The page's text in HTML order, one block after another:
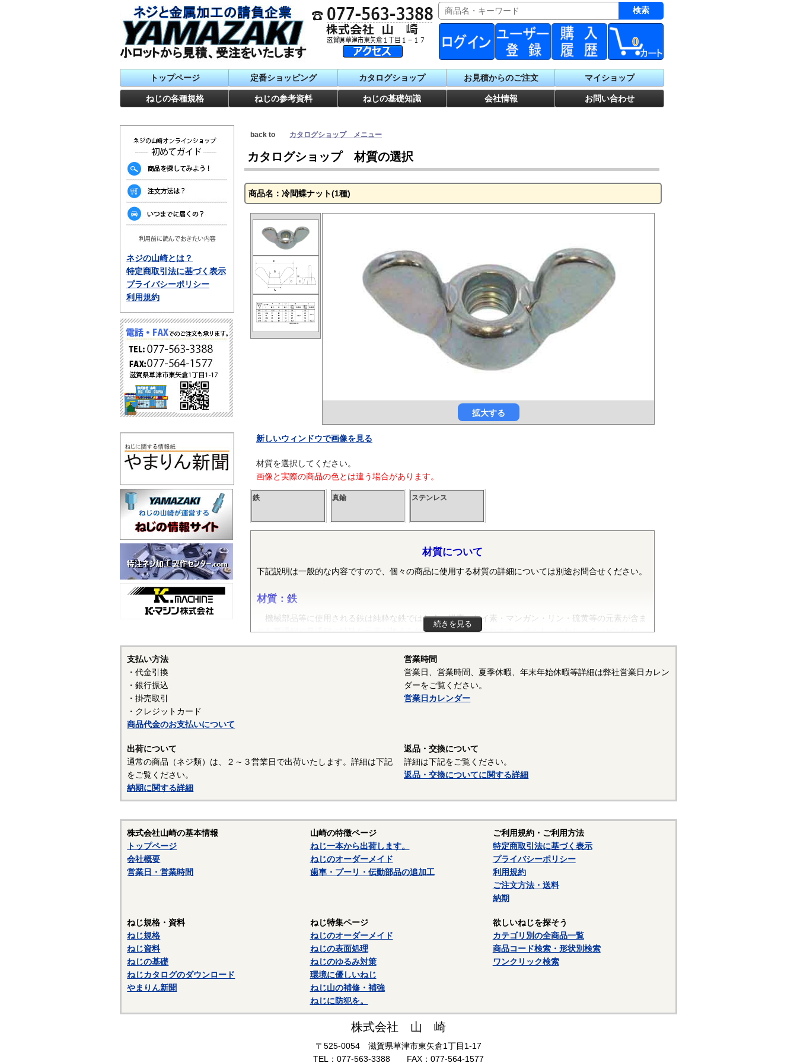
0
トップページ 定番ショッピング カタログショップ お見積からのご注文 マイショップ
ねじの各種規格 ねじの参考資料 ねじの基礎知識 会社情報 お問い合わせ
ネジの山崎とは？
特定商取引法に基づく表示
プライバシーポリシー
利用規約
back to カタログショップ メニュー
カタログショップ 材質の選択
商品名：冷間蝶ナット(1種)
拡大する
新しいウィンドウで画像を見る
材質を選択してください。
画像と実際の商品の色とは違う場合があります。
鉄 真鍮 ステンレス
材質について
下記説明は一般的な内容ですので、個々の商品に使用する材質の詳細については別途お問合せください。
材質：鉄
機械部品等に使用される鉄は純粋な鉄ではなく、炭素・ケイ素・マンガン・リン・硫黄等の元素が含ま
れた普通鋼や普通鋼に特殊な元素が加えられた特殊鋼が使用されます。ボルト、小ねじ、タッピンねじ、
ナット、リベット等では冷間圧造用炭素鋼線（SWCH）がよく使用されます。平座金等は冷間圧延鋼板
（SPCC）等、ばね座金等は硬鋼線（SWRH）等、スプリングピンや歯付き座金等はみがき特殊帯鋼
（S60CM～S70CM）等でメーカーや製品毎で様々な材質が使用されています。当サイトでは特定の材質
表記がない場合は、これらの鉄鋼材料を一般名称の「鉄」と表記しています。
工しやすい材料で機械部品にもよく使われます。表面処理をしていないもの（生地）は最初は金色のきれ
いな表面ですが、次第に空気中で表面が酸化し、黒っぽくくすんできます。しかしながら、錆びの進行が
ないので耐食性がよい材料です。近年、ECO-BSというカドミレス黄銅または低カドミウム黄銅を使用し
たRoHS指令に対応したねじ類が市販されています。
オーステナイト系ステンレスは粘りが強く加工硬化が起きやすいので加工しづらい鋼種ですが、耐食性
がありよく使われます。代表的な鋼種にSUS304があり、ねじに多く使われているのは、SUS304に銅を
添加して冷間加工性を向上したSUSXM7という材質がよく使われます。またピン類等には切削加工性を向
上したSUS303が使用されます。
マルテンサイト系ステンレスは、スプリングピン（ロールピン）にSUS420J2が使用されています。焼
入れ・焼き戻しして硬化できるが、錆びが発生しやすいデメリットがあります。当サイトでは特定の材質
－－－－－－－－－－－－－－－
☆ねじに使用される材料については下記ページにも掲載しています。ご参照ください。
ステンレス材料
続きを見る
支払い方法
・代金引換
・銀行振込
・掛売取引
・クレジットカード
商品代金のお支払いについて
営業時間
営業日、営業時間、夏季休暇、年末年始休暇等詳細は弊社営業日カレン
ダーをご覧ください。
営業日カレンダー
出荷について
通常の商品（ネジ類）は、２～３営業日で出荷いたします。詳細は下記
をご覧ください。
納期に関する詳細
返品・交換について
詳細は下記をご覧ください。
返品・交換についてに関する詳細
株式会社山崎の基本情報
トップページ
会社概要
営業日・営業時間
山崎の特徴ページ
ねじ一本から出荷します。
ねじのオーダーメイド
歯車・プーリ・伝動部品の追加工
ご利用規約・ご利用方法
特定商取引法に基づく表示
プライバシーポリシー
利用規約
ご注文方法・送料
納期
ねじ規格・資料
ねじ規格
ねじ資料
ねじの基礎
ねじカタログのダウンロード
やまりん新聞
ねじ特集ページ
ねじのオーダーメイド
ねじの表面処理
ねじのゆるみ対策
環境に優しいねじ
ねじ山の補修・補強
ねじに防犯を。
欲しいねじを探そう
カテゴリ別の全商品一覧
商品コード検索・形状別検索
ワンクリック検索
株式会社 山 崎
〒525-0054 滋賀県草津市東矢倉1丁目1-17
TEL：077-563-3388 FAX：077-564-1577